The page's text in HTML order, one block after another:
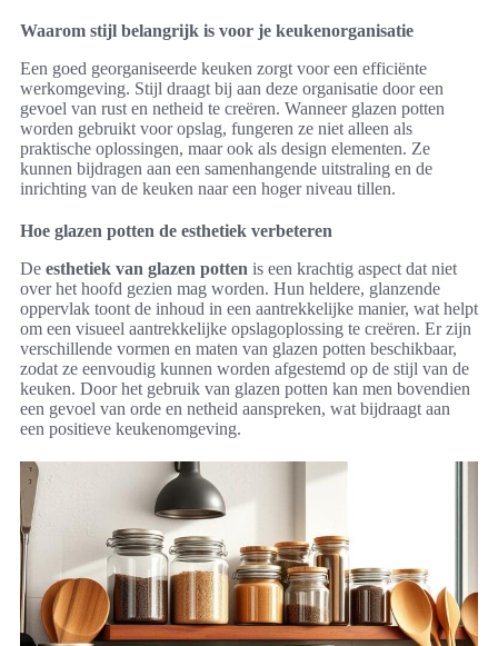
Waarom stijl belangrijk is voor je keukenorganisatie
Een goed georganiseerde keuken zorgt voor een efficiënte
werkomgeving. Stijl draagt bij aan deze organisatie door een
gevoel van rust en netheid te creëren. Wanneer glazen potten
worden gebruikt voor opslag, fungeren ze niet alleen als
praktische oplossingen, maar ook als design elementen. Ze
kunnen bijdragen aan een samenhangende uitstraling en de
inrichting van de keuken naar een hoger niveau tillen.
Hoe glazen potten de esthetiek verbeteren
De esthetiek van glazen potten is een krachtig aspect dat niet
over het hoofd gezien mag worden. Hun heldere, glanzende
oppervlak toont de inhoud in een aantrekkelijke manier, wat helpt
om een visueel aantrekkelijke opslagoplossing te creëren. Er zijn
verschillende vormen en maten van glazen potten beschikbaar,
zodat ze eenvoudig kunnen worden afgestemd op de stijl van de
keuken. Door het gebruik van glazen potten kan men bovendien
een gevoel van orde en netheid aanspreken, wat bijdraagt aan
een positieve keukenomgeving.